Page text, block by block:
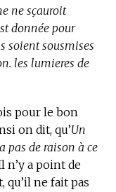
ne sçauroit
donnée pour
soient sousmises
les lumieres de
pour le bon
on dit, qu’Un
pas de raison à ce
n’y a point de
qu’il ne fait pas